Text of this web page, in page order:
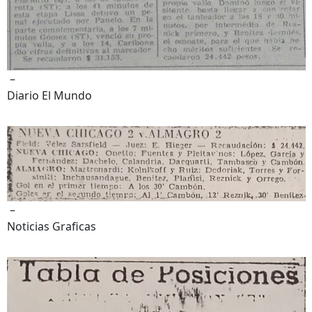
–
Diario El Mundo
–
Noticias Graficas